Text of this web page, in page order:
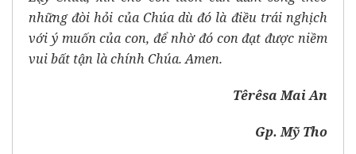
những đòi hỏi của Chúa dù đó là điều trái nghịch
với ý muốn của con, để nhờ đó con đạt được niềm
vui bất tận là chính Chúa. Amen.
Têrêsa Mai An
Gp. Mỹ Tho